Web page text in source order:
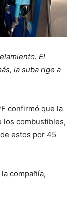
El
la suba rige a
confirmó que la
los combustibles,
estos por 45
compañía,